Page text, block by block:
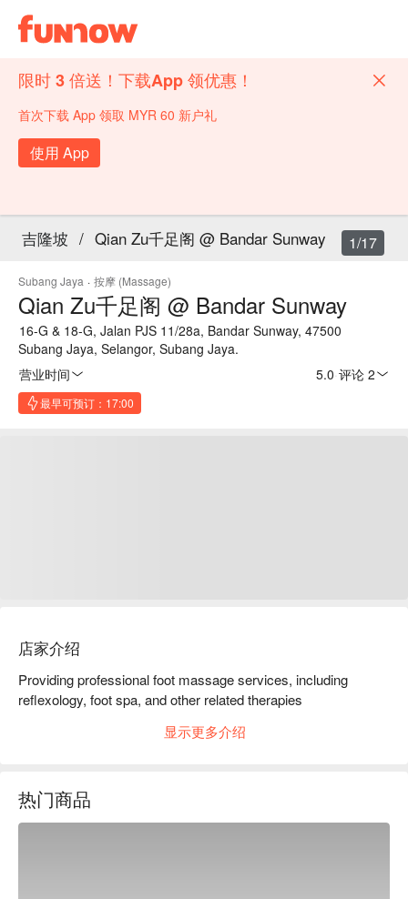
限时 3 倍送！下载App 领优惠！
首次下载 App 领取 MYR 60 新户礼
使用 App
吉隆坡 / Qian Zu千足阁 @ Bandar Sunway
Subang Jaya · 按摩 (Massage)
Qian Zu千足阁 @ Bandar Sunway
16-G & 18-G, Jalan PJS 11/28a, Bandar Sunway, 47500
Subang Jaya, Selangor, Subang Jaya.
营业时间
5.0 评论 2
最早可预订：17:00
1/17
店家介绍
Providing professional foot massage services, including
reflexology, foot spa, and other related therapies
显示更多介绍
热门商品